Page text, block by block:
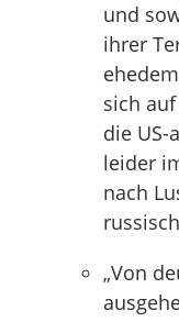
und
ihrer
sich
die
leider
nach
„Von